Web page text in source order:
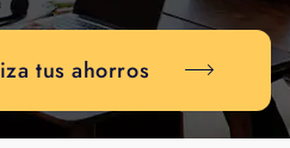
tus ahorros